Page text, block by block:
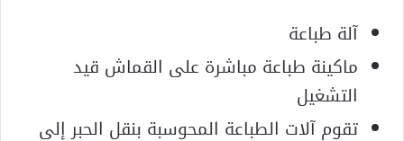
آلة طباعة
ماكينة طباعة مباشرة على القماش قيد
التشغيل
تقوم آلات الطباعة المحوسبة بنقل الحبر إلى